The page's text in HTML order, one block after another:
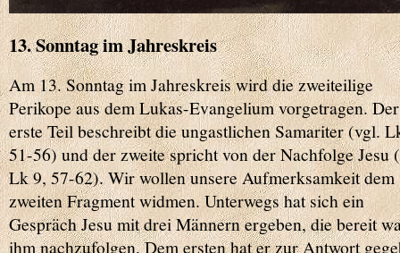
13. Sonntag im Jahreskreis
Am 13. Sonntag im Jahreskreis wird die zweiteilige
Perikope aus dem Lukas-Evangelium vorgetragen. Der
erste Teil beschreibt die ungastlichen Samariter (vgl.
51-56) und der zweite spricht von der Nachfolge Jesu
Lk 9, 57-62). Wir wollen unsere Aufmerksamkeit dem
zweiten Fragment widmen. Unterwegs hat sich ein
Gespräch Jesu mit drei Männern ergeben, die bereit
ihm nachzufolgen. Dem ersten hat er zur Antwort